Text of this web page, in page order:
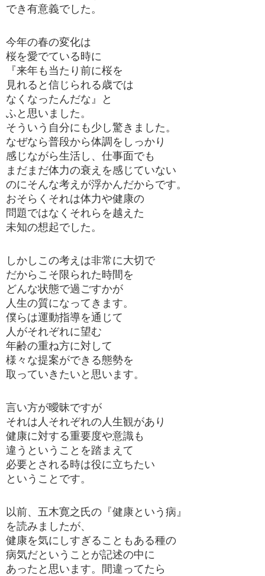
でき有意義でした。
今年の春の変化は
桜を愛でている時に
『来年も当たり前に桜を
見れると信じられる歳では
なくなったんだな』と
ふと思いました。
そういう自分にも少し驚きました。
なぜなら普段から体調をしっかり
感じながら生活し、仕事面でも
まだまだ体力の衰えを感じていない
のにそんな考えが浮かんだからです。
おそらくそれは体力や健康の
問題ではなくそれらを越えた
未知の想起でした。
しかしこの考えは非常に大切で
だからこそ限られた時間を
どんな状態で過ごすかが
人生の質になってきます。
僕らは運動指導を通じて
人がそれぞれに望む
年齢の重ね方に対して
様々な提案ができる態勢を
取っていきたいと思います。
言い方が曖昧ですが
それは人それぞれの人生観があり
健康に対する重要度や意識も
違うということを踏まえて
必要とされる時は役に立ちたい
ということです。
以前、五木寛之氏の『健康という病』
を読みましたが、
健康を気にしすぎることもある種の
病気だということが記述の中に
あったと思います。間違ってたら